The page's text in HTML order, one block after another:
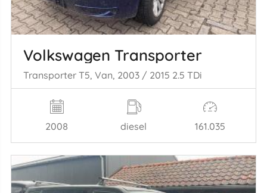
Volkswagen Transporter
Transporter T5, Van, 2003 / 2015 2.5 TDi
2008 diesel 161.035